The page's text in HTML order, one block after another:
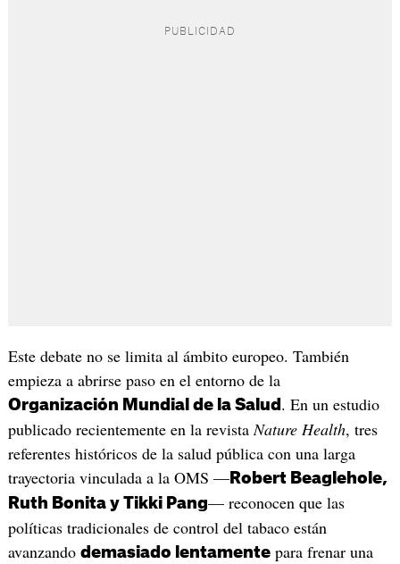
Este debate no se limita al ámbito europeo. También
empieza a abrirse paso en el entorno de la
Organización Mundial de la Salud . En un estudio
publicado recientemente en la revistaNature Health, tres
referentes históricos de la salud pública con una larga
trayectoria vinculada a la OMS —Robert Beaglehole,
Ruth Bonita y Tikki Pang— reconocen que las
políticas tradicionales de control del tabaco están
avanzando demasiado lentamentepara frenar una